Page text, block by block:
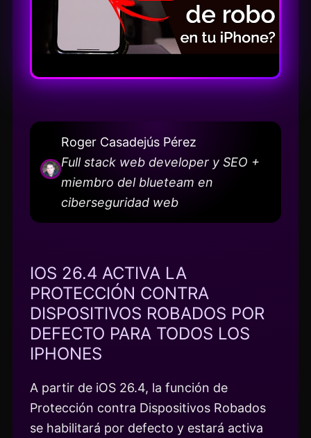
Roger Casadejús Pérez
Full stack web developer y SEO +
miembro del blueteam en
ciberseguridad web
IOS 26.4 ACTIVA LA
PROTECCIÓN CONTRA
DISPOSITIVOS ROBADOS POR
DEFECTO PARA TODOS LOS
IPHONES
A partir de iOS 26.4, la función de
Protección contra Dispositivos Robados
se habilitará por defecto y estará activa